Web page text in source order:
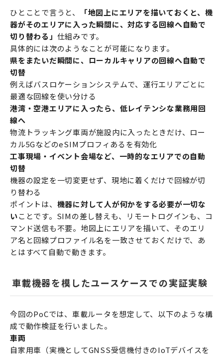
ひとことで言うと、
「地図上にエリアを描いておくと、機
器がそのエリアに入った瞬間に、対応する回線へ自動で
切り替わる」 仕組みです。
具体的には次のようなことが可能になります。
県をまたいだ瞬間に、ローカルキャリアの回線へ自動で
切替
例えばバスロケーションシステムで、運行エリアごとに
最適な回線を使い分ける
港湾・空港エリアに入ったら、低レイテンシな業務用回
線へ
物流トラッキング車両が施設内に入ったときだけ、ロー
カル5GなどのeSIMプロフィあるを有効化
工事現場・イベント会場など、一時的なエリアでの自動
切替
機器の設定を一切変更せず、現地に着くだけで回線が切
り替わる
ポイントは、 機器に対して人が何かをする必要が一切な
いことです。SIMの差し替えも、リモートログインも、コ
マンド送信も不要。地図上にエリアを描いて、そのエリ
ア名と回線プロファイル名を一致させておくだけで、あ
とはすべて自動で動きます。
車載機器を模したユースケースでの実証実験
今回のPoCでは、車載ルータを想定して、以下のような構
成で動作検証を行いました。
車両
自家用車（実機としてGNSS受信機付きのIoTデバイスを